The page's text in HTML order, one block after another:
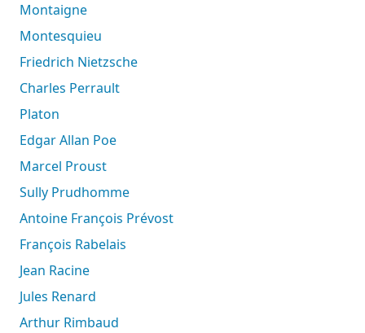
Montaigne
Montesquieu
Friedrich Nietzsche
Charles Perrault
Platon
Edgar Allan Poe
Marcel Proust
Sully Prudhomme
Antoine François Prévost
François Rabelais
Jean Racine
Jules Renard
Arthur Rimbaud